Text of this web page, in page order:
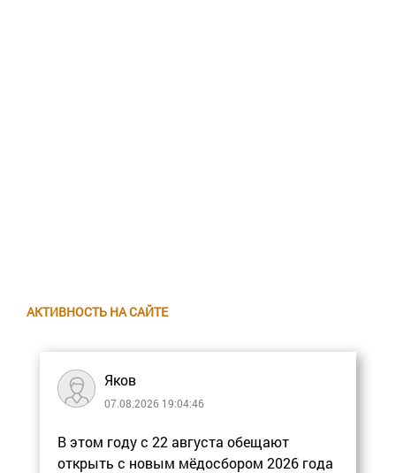
АКТИВНОСТЬ НА САЙТЕ
Яков
07.08.2026 19:04:46
В этом году с 22 августа обещают
открыть с новым мёдосбором 2026 года